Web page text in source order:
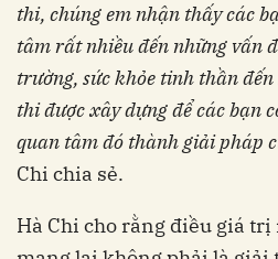
thi, chúngemnhận thấycác
tâmrấtnhiềuđếnnhữngvấn
trường, sứckhỏe tinh thầnđến
thiđượcxâydựngđểcácbạn
quan tâmđó thànhgiảipháp
Chi chia sẻ.
Hà Chi cho rằng điều giá